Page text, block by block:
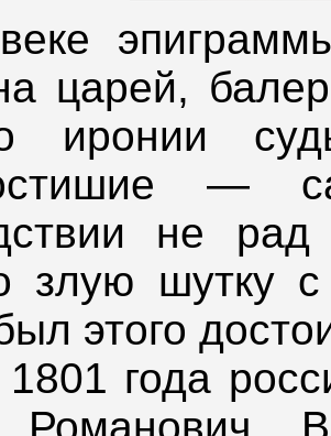
царей,
иронии
—
не
злую шутку
этого
года